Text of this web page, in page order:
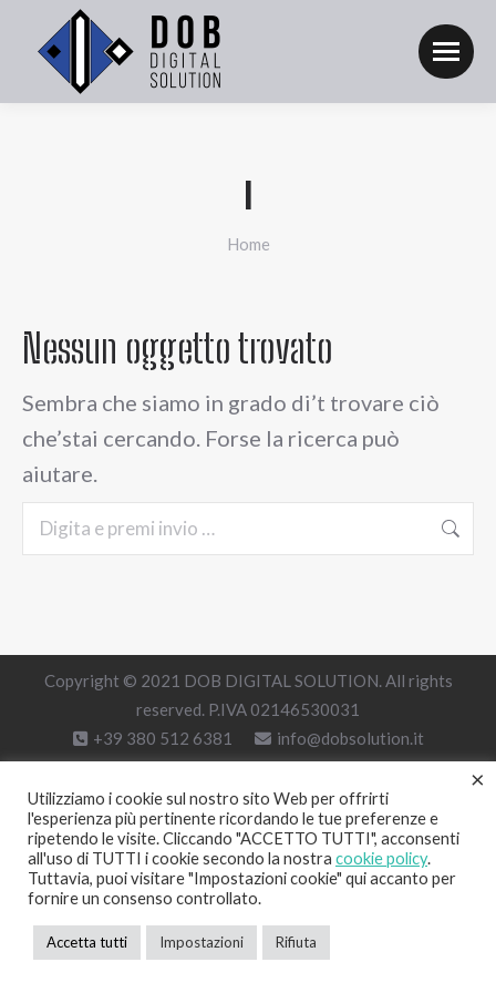
I
Tu sei qui:
Home
Nessun oggetto trovato
Sembra che siamo in grado di’t trovare ciò
che’stai cercando. Forse la ricerca può
aiutare.
Cerca:
Copyright © 2021 DOB DIGITAL SOLUTION. All rights
reserved. P.IVA 02146530031
+39 380 512 6381
info@dobsolution.it
Utilizziamo i cookie sul nostro sito Web per offrirti
l'esperienza più pertinente ricordando le tue preferenze e
ripetendo le visite. Cliccando "ACCETTO TUTTI", acconsenti
all'uso di TUTTI i cookie secondo la nostra cookie policy.
Tuttavia, puoi visitare "Impostazioni cookie" qui accanto per
fornire un consenso controllato.
Accetta tutti Impostazioni Rifiuta
×